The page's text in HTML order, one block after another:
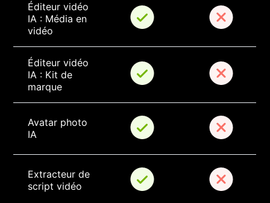
Éditeur vidéo
IA : Média en
vidéo
Éditeur vidéo
IA : Kit de
marque
Avatar photo
IA
Extracteur de
script vidéo